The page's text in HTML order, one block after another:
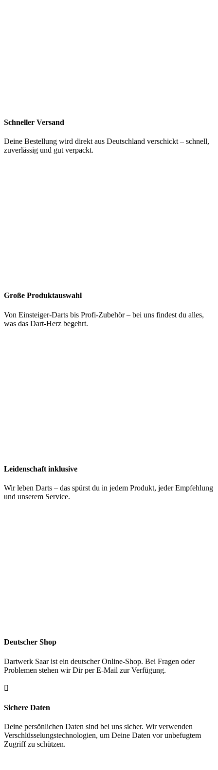
Schneller Versand
Deine Bestellung wird direkt aus Deutschland verschickt – schnell,
zuverlässig und gut verpackt.
Große Produktauswahl
Von Einsteiger-Darts bis Profi-Zubehör – bei uns findest du alles,
was das Dart-Herz begehrt.
Leidenschaft inklusive
Wir leben Darts – das spürst du in jedem Produkt, jeder Empfehlung
und unserem Service.
Deutscher Shop
Dartwerk Saar ist ein deutscher Online-Shop. Bei Fragen oder
Problemen stehen wir Dir per E-Mail zur Verfügung.

Sichere Daten
Deine persönlichen Daten sind bei uns sicher. Wir verwenden
Verschlüsselungstechnologien, um Deine Daten vor unbefugtem
Zugriff zu schützen.